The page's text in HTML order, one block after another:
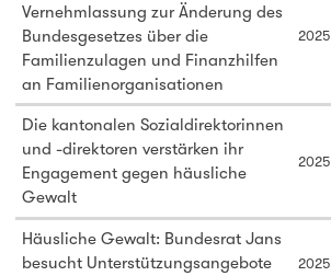
Vernehmlassung zur Änderung des
Bundesgesetzes über die
Familienzulagen und Finanzhilfen
an Familienorganisationen
2025
Die kantonalen Sozialdirektorinnen
und -direktoren verstärken ihr
Engagement gegen häusliche
Gewalt
2025
Häusliche Gewalt: Bundesrat Jans
besucht Unterstützungsangebote
2025